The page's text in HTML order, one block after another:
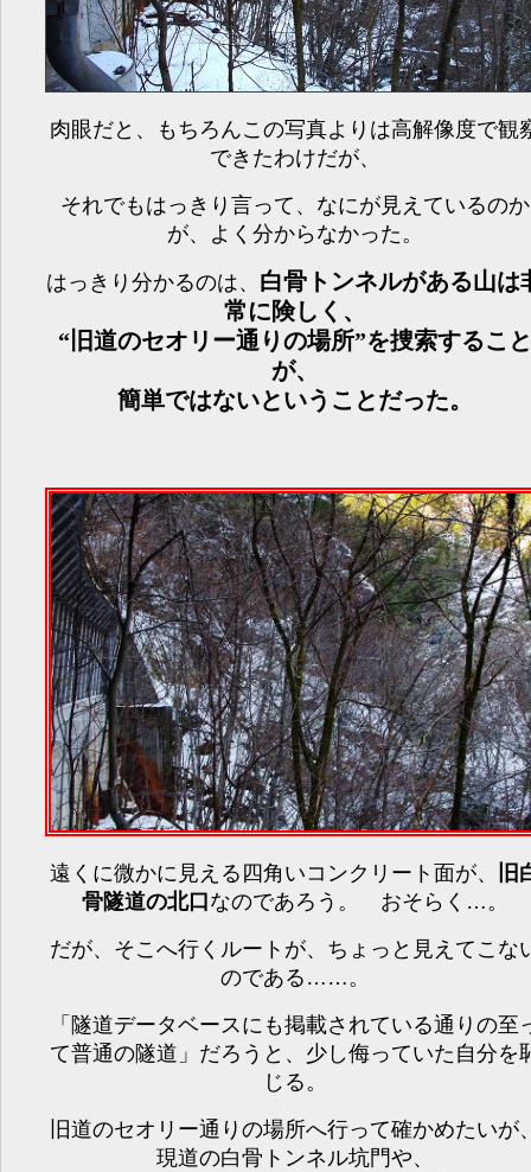
肉眼だと、もちろんこの写真よりは高解像度で観
できたわけだが、
それでもはっきり言って、なにが見えているのか
が、よく分からなかった。
はっきり分かるのは、 白骨トンネルがある山は
常に険しく、
“旧道のセオリー通りの場所”を捜索すること
が、
簡単ではないということだった。
遠くに微かに見える四角いコンクリート面が、
旧
骨隧道の北口 なのであろう。 おそらく…。
だが、そこへ行くルートが、ちょっと見えてこな
のである……。
「隧道データベースにも掲載されている通りの至
て普通の隧道」だろうと、少し侮っていた自分を
じる。
旧道のセオリー通りの場所へ行って確かめたいが
現道の白骨トンネル坑門や、